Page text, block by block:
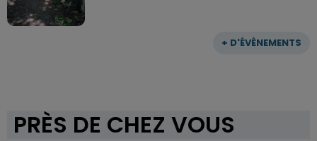
+ D'ÉVÈNEMENTS
PRÈS DE CHEZ VOUS